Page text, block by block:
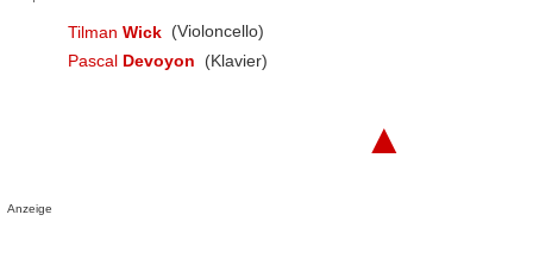
Tilman Wick (Violoncello)
Pascal Devoyon (Klavier)
▲
Anzeige